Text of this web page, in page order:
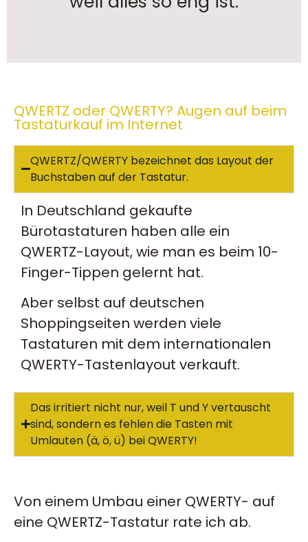
QWERTZ oder QWERTY? Augen auf beim
Tastaturkauf im Internet
QWERTZ/QWERTY bezeichnet das Layout der
Buchstaben auf der Tastatur.
In Deutschland gekaufte
Bürotastaturen haben alle ein
QWERTZ-Layout, wie man es beim 10-
Finger-Tippen gelernt hat.
Aber selbst auf deutschen
Shoppingseiten werden viele
Tastaturen mit dem internationalen
QWERTY-Tastenlayout verkauft.
Das irritiert nicht nur, weil T und Y vertauscht
sind, sondern es fehlen die Tasten mit
Umlauten (ä, ö, ü) bei QWERTY!
Von einem Umbau einer QWERTY- auf
eine QWERTZ-Tastatur rate ich ab.